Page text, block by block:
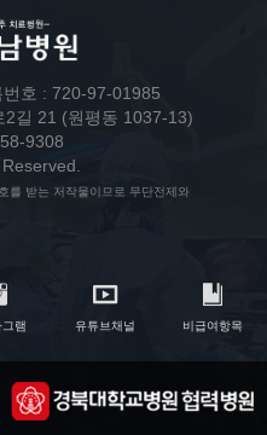
호 : 720-97-01985
2길 21 (원평동 1037-13)
9308
를 받는 저작물이므로 무단전제와
램 유튜브채널 비급여항목